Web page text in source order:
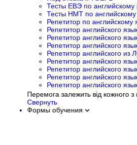
Тесты ЕВЭ по английскому
Тесты НМТ по английскому
Репетитор по английскому
Репетитор английского
Репетитор английского
Репетитор английского
Репетитор английского из
Репетитор английского
Репетитор английского
Репетитор английского
Репетитор английского
Перемога залежить від кожного з
Свернуть
Формы обучения